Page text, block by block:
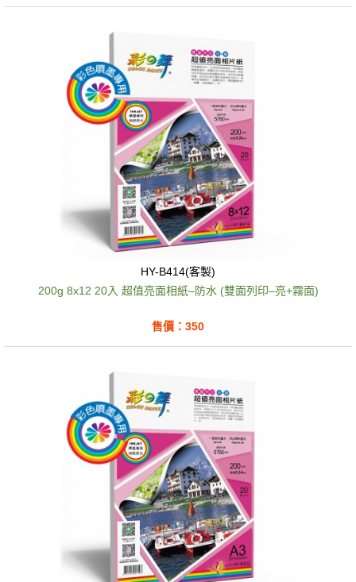
HY-B414(客製)
200g 8x12 20入 超值亮面相紙–防水 (雙面列印–亮+霧面)
售價：350